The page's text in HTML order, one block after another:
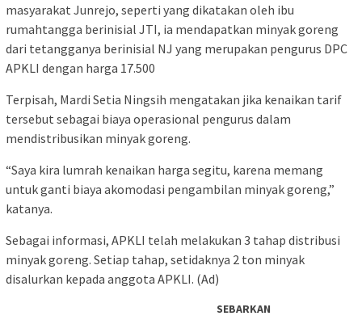
masyarakat Junrejo, seperti yang dikatakan oleh ibu
rumahtangga berinisial JTI, ia mendapatkan minyak goreng
dari tetangganya berinisial NJ yang merupakan pengurus DPC
APKLI dengan harga 17.500
Terpisah, Mardi Setia Ningsih mengatakan jika kenaikan tarif
tersebut sebagai biaya operasional pengurus dalam
mendistribusikan minyak goreng.
“Saya kira lumrah kenaikan harga segitu, karena memang
untuk ganti biaya akomodasi pengambilan minyak goreng,”
katanya.
Sebagai informasi, APKLI telah melakukan 3 tahap distribusi
minyak goreng. Setiap tahap, setidaknya 2 ton minyak
disalurkan kepada anggota APKLI. (Ad)
SEBARKAN